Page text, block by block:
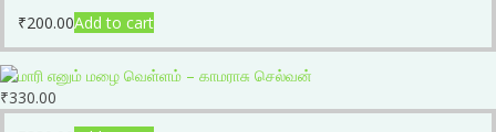
₹200.00Add to cart
₹330.00